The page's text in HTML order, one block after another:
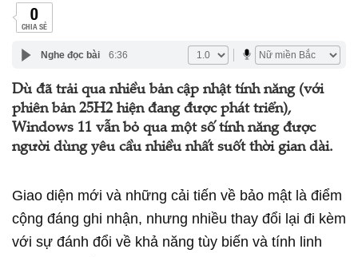
0
CHIA SẺ
Nghe đọc bài 6:36
Dù đã trải qua nhiều bản cập nhật tính năng (với
phiên bản 25H2 hiện đang được phát triển),
Windows 11 vẫn bỏ qua một số tính năng được
người dùng yêu cầu nhiều nhất suốt thời gian dài.
Giao diện mới và những cải tiến về bảo mật là điểm
cộng đáng ghi nhận, nhưng nhiều thay đổi lại đi kèm
với sự đánh đổi về khả năng tùy biến và tính linh